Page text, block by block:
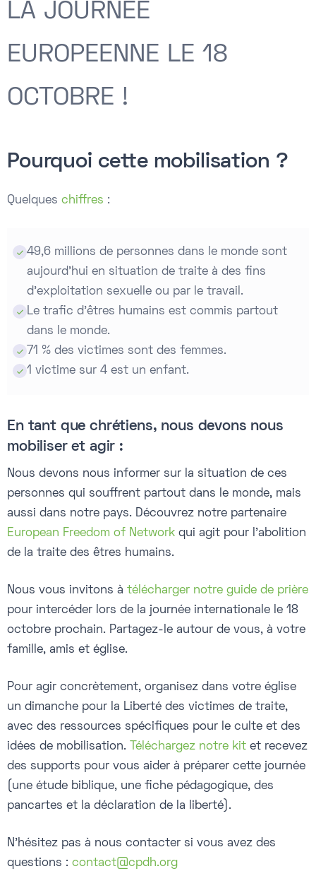
LA JOURNEE
EUROPEENNE LE 18
OCTOBRE !
Pourquoi cette mobilisation ?
Quelques chiffres :
 49,6 millions de personnes dans le monde sont
aujourd'hui en situation de traite à des fins
d'exploitation sexuelle ou par le travail.
 Le trafic d'êtres humains est commis partout
dans le monde.
 71 % des victimes sont des femmes.
 1 victime sur 4 est un enfant.
En tant que chrétiens, nous devons nous
mobiliser et agir :
Nous devons nous informer sur la situation de ces
personnes qui souffrent partout dans le monde, mais
aussi dans notre pays. Découvrez notre partenaire
European Freedom of Network qui agit pour l'abolition
de la traite des êtres humains.
Nous vous invitons à télécharger notre guide de prière
pour intercéder lors de la journée internationale le 18
octobre prochain. Partagez-le autour de vous, à votre
famille, amis et église.
Pour agir concrètement, organisez dans votre église
un dimanche pour la Liberté des victimes de traite,
avec des ressources spécifiques pour le culte et des
idées de mobilisation.
Téléchargez notre kit et recevez
des supports pour vous aider à préparer cette journée
(une étude biblique, une fiche pédagogique, des
pancartes et la déclaration de la liberté).
N'hésitez pas à nous contacter si vous avez des
questions : contact@cpdh.org